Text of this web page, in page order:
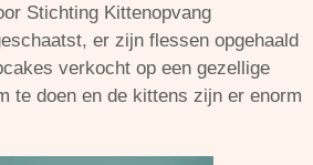
Stichting Kittenopvang
er zijn flessen opgehaald
verkocht op een gezellige
te doen en de kittens zijn er enorm